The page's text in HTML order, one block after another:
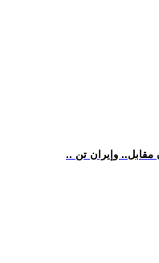
مقابل.. وإيران تن